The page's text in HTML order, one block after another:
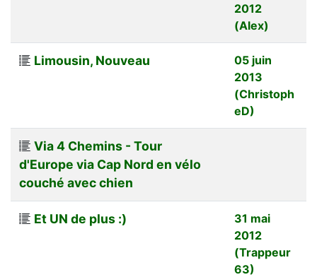
2012
(Alex)
Limousin, Nouveau
05 juin
2013
(Christoph
eD)
Via 4 Chemins - Tour
d'Europe via Cap Nord en vélo
couché avec chien
Et UN de plus :)
31 mai
2012
(Trappeur
63)